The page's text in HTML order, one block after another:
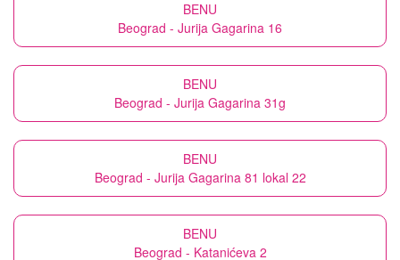
BENU
Beograd - Jurija Gagarina 16
BENU
Beograd - Jurija Gagarina 31g
BENU
Beograd - Jurija Gagarina 81 lokal 22
BENU
Beograd - Katanićeva 2